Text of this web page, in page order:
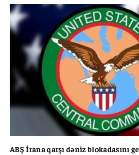
ABŞ İrana qarşı dəniz blokadasını